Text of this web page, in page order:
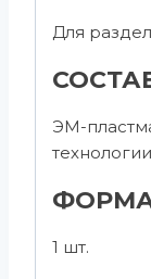
Для
ЭМ-
1 шт.